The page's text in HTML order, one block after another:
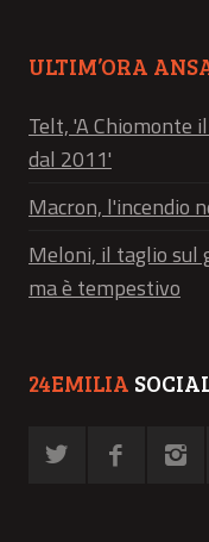
ULTIM’ORA
Telt, 'A Chiomonte
dal 2011'
Macron, l'incendio
Meloni, il taglio sul
ma è tempestivo
24EMILIA